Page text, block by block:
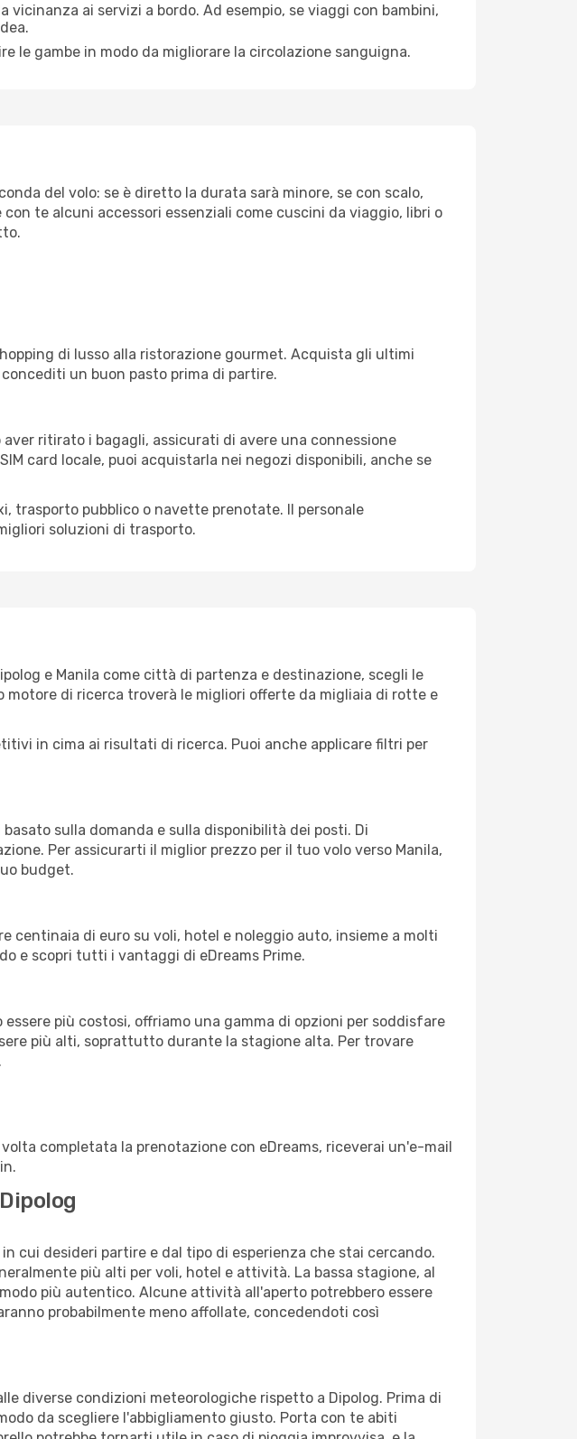
vicinanza ai servizi a bordo. Ad esempio, se viaggi con bambini,
le gambe in modo da migliorare la circolazione sanguigna.
del volo: se è diretto la durata sarà minore, se con scalo,
te alcuni accessori essenziali come cuscini da viaggio, libri o
di lusso alla ristorazione gourmet. Acquista gli ultimi
un buon pasto prima di partire.
ritirato i bagagli, assicurati di avere una connessione
card locale, puoi acquistarla nei negozi disponibili, anche se
trasporto pubblico o navette prenotate. Il personale
soluzioni di trasporto.
e Manila come città di partenza e destinazione, scegli le
motore di ricerca troverà le migliori offerte da migliaia di rotte e
in cima ai risultati di ricerca. Puoi anche applicare filtri per
sulla domanda e sulla disponibilità dei posti. Di
Per assicurarti il miglior prezzo per il tuo volo verso Manila,
budget.
centinaia di euro su voli, hotel e noleggio auto, insieme a molti
e scopri tutti i vantaggi di eDreams Prime.
più costosi, offriamo una gamma di opzioni per soddisfare
più alti, soprattutto durante la stagione alta. Per trovare
completata la prenotazione con eDreams, riceverai un'e-mail
cui desideri partire e dal tipo di esperienza che stai cercando.
più alti per voli, hotel e attività. La bassa stagione, al
più autentico. Alcune attività all'aperto potrebbero essere
probabilmente meno affollate, concedendoti così
diverse condizioni meteorologiche rispetto a Dipolog. Prima di
da scegliere l'abbigliamento giusto. Porta con te abiti